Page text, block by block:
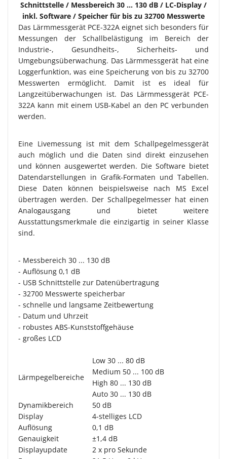
Schnittstelle / Messbereich 30 ... 130 dB / LC-Display /
inkl. Software / Speicher für bis zu 32700 Messwerte
Das Lärmmessgerät PCE-322A eignet sich besonders für
Messungen der Schallbelästigung im Bereich der
Industrie-, Gesundheits-, Sicherheits- und
Umgebungsüberwachung. Das Lärmmessgerät hat eine
Loggerfunktion, was eine Speicherung von bis zu 32700
Messwerten ermöglicht. Damit ist es ideal für
Langzeitüberwachungen ist. Das Lärmmessgerät PCE-
322A kann mit einem USB-Kabel an den PC verbunden
werden.
Eine Livemessung ist mit dem Schallpegelmessgerät
auch möglich und die Daten sind direkt einzusehen
und können ausgewertet werden. Die Software bietet
Datendarstellungen in Grafik-Formaten und Tabellen.
Diese Daten können beispielsweise nach MS Excel
übertragen werden. Der Schallpegelmesser hat einen
Analogausgang und bietet weitere
Ausstattungsmerkmale die einzigartig in seiner Klasse
sind.
- Messbereich 30 ... 130 dB
- Auflösung 0,1 dB
- USB Schnittstelle zur Datenübertragung
- 32700 Messwerte speicherbar
- schnelle und langsame Zeitbewertung
- Datum und Uhrzeit
- robustes ABS-Kunststoffgehäuse
- großes LCD
Lärmpegelbereiche
Low 30 ... 80 dB
Medium 50 ... 100 dB
High 80 ... 130 dB
Auto 30 ... 130 dB
Dynamikbereich
50 dB
Display
4-stelliges LCD
Auflösung
0,1 dB
Genauigkeit
±1,4 dB
Displayupdate
2 x pro Sekunde